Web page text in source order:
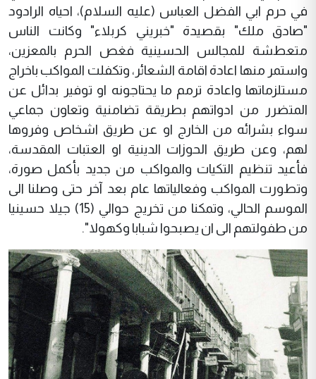
في حرم ابي الفضل العباس (عليه السلام)، احياه الرادود
"صادق ملك" بقصيدة "خبريني كربلاء" وكانت الناس
متعطشة للمجالس الحسينية فغص الحرم بالمعزين،
واستمر منها اعادة اقامة الشعائر، وتكفلت المواكب باخراج
مستلزماتها واعادة ترمم ما يحتاجونه او توفير بدائل عن
المتضرر من ادواتهم بطريقة تضامنية وتعاون جماعي
سواء بشرائه من الخارج او عن طريق اشخاص وفروها
لهم، وعن طريق الحوزات الدينية او العتبات المقدسة،
فأعيد تنظيم التكيات والمواكب من جديد بأكمل صورة،
وتطورت المواكب وفعالياتها عام بعد آخر حتى وصلنا الى
الموسم الحالي، وتمكنا من تخريج حوالي (15) جيلا حسينيا
من طفولتهم الى ان يصبحوا شبابا وكهولا".